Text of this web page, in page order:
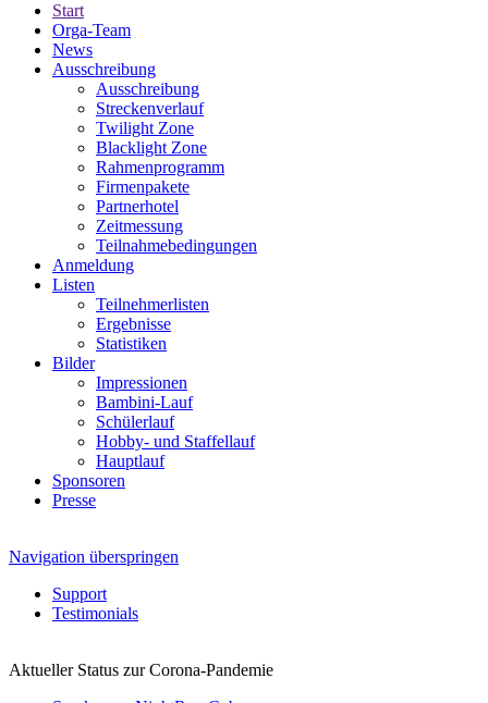
Start
Orga-Team
News
Ausschreibung
Ausschreibung
Streckenverlauf
Twilight Zone
Blacklight Zone
Rahmenprogramm
Firmenpakete
Partnerhotel
Zeitmessung
Teilnahmebedingungen
Anmeldung
Listen
Teilnehmerlisten
Ergebnisse
Statistiken
Bilder
Impressionen
Bambini-Lauf
Schülerlauf
Hobby- und Staffellauf
Hauptlauf
Sponsoren
Presse
Navigation überspringen
Support
Testimonials
Aktueller Status zur Corona-Pandemie